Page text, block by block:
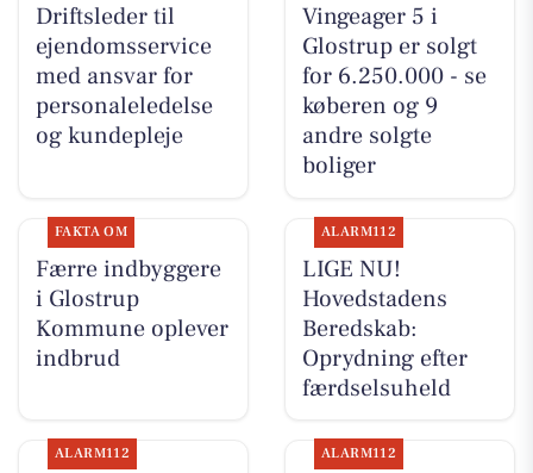
Driftsleder til
ejendomsservice
med ansvar for
personaleledelse
og kundepleje
Vingeager 5 i
Glostrup er solgt
for 6.250.000 - se
køberen og 9
andre solgte
boliger
FAKTA OM
Færre indbyggere
i Glostrup
Kommune oplever
indbrud
ALARM112
LIGE NU!
Hovedstadens
Beredskab:
Oprydning efter
færdselsuheld
ALARM112 ALARM112